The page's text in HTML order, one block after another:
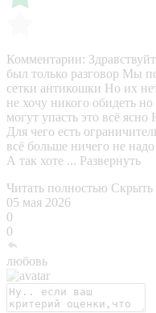
Комментарии:
был только разговор Мы
сетки антикошки Но их
не хочу никого обидеть
могут упасть это всё
Для чего есть
всё больше ничего не
А так хоте ... Развернуть
Читать полностью Скрыть
05 мая 2026
0
0
любовь